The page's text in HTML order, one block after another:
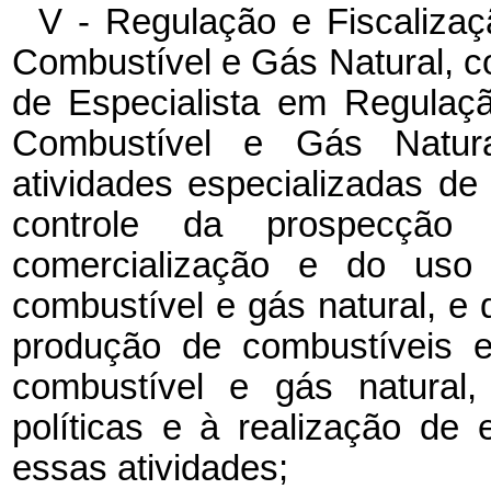
V - Regulação e
Combustível e Gás Natural,
de Especialista em
Combustível e Gás
atividades especializadas
controle da
comercialização e do
combustível e gás natural, e
produção de combustíveis
combustível e gás
políticas e à realização de
essas atividades;